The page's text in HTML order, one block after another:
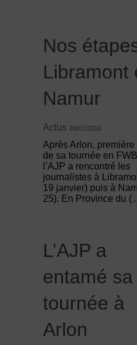
Nos
Libramont
Namur
Actus 26/01/2016
Après Arlon, première
de sa tournée en
l’AJP a rencontré les
journalistes à
19 janvier) puis à
25). En Province du
L’AJP a
entamé sa
tournée à
Arlon